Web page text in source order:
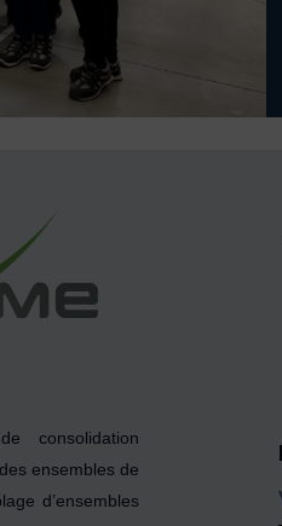
consolidation
ensembles de
d’ensembles